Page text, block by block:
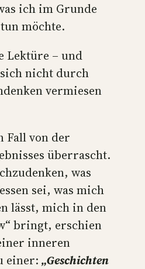
ich im Grunde
möchte.
Lektüre – und
nicht durch
vermiesen
Fall von der
überrascht.
was
sei, was mich
lässt, mich in den
bringt, erschien
inneren
einer: „Geschichten